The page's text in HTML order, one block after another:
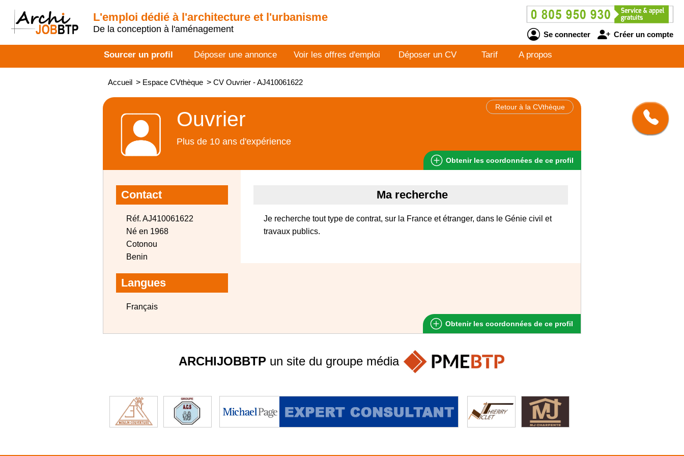
L'emploi dédié à l'architecture et l'urbanisme
De la conception à l'aménagement
Se connecter Créer un compte
Sourcer un profil Déposer une annonce Voir les offres d'emploi Déposer un CV Tarif A propos
Accueil > Espace CVthèque > CV Ouvrier - AJ410061622
Retour à la CVthèque
Ouvrier
Plus de 10 ans d'expérience
Obtenir les coordonnées de ce profil
Contact
Réf. AJ410061622
Né en 1968
Cotonou
Benin
Langues
Français
Ma recherche
Je recherche tout type de contrat, sur la France et étranger, dans le Génie civil et
travaux publics.
Obtenir les coordonnées de ce profil
ARCHIJOBBTPun site du groupe média